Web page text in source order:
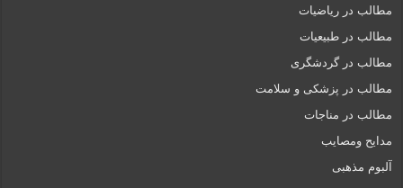
مطالب در ریاضیات
مطالب در طبیعیات
مطالب در گردشگری
مطالب در پزشکی و سلامت
مطالب در مناجات
مدایح ومصایب
آلبوم مذهبی